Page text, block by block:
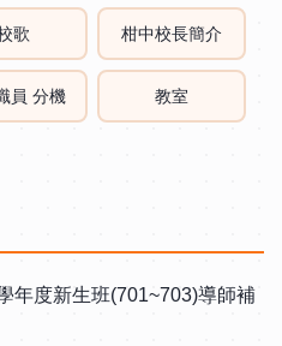
歌 柑中校長簡介
員 分機 教室
年度新生班(701~703)導師補